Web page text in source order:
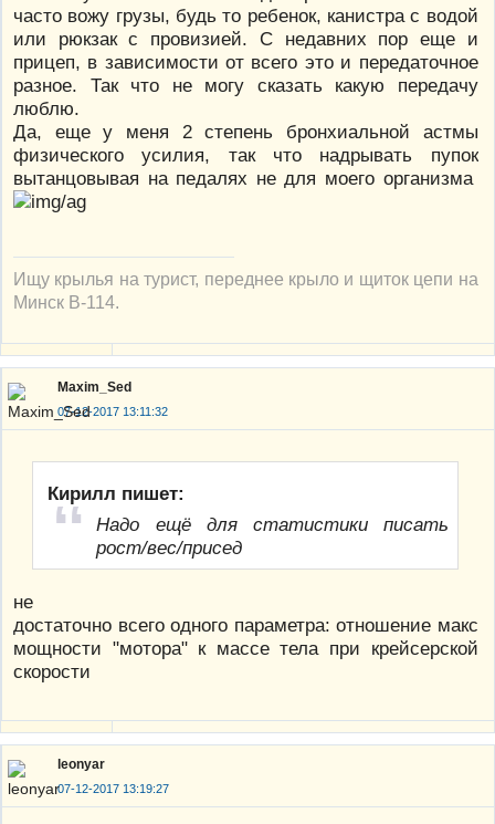
часто вожу грузы, будь то ребенок, канистра с водой
или рюкзак с провизией. С недавних пор еще и
прицеп, в зависимости от всего это и передаточное
разное. Так что не могу сказать какую передачу
люблю.
Да, еще у меня 2 степень бронхиальной астмы
физического усилия, так что надрывать пупок
вытанцовывая на педалях не для моего организма
Ищу крылья на турист, переднее крыло и щиток цепи на
Минск В-114.
Maxim_Sed
07-12-2017 13:11:32
Кирилл пишет:
Надо ещё для статистики писать
рост/вес/присед
не
достаточно всего одного параметра: отношение макс
мощности "мотора" к массе тела при крейсерской
скорости
leonyar
07-12-2017 13:19:27